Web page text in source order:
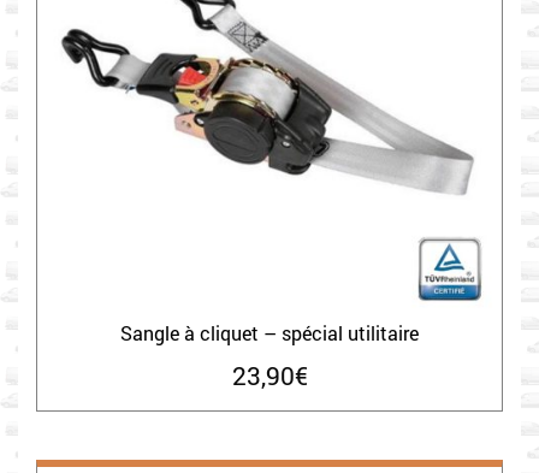
Sangle à cliquet – spécial utilitaire
23,90€